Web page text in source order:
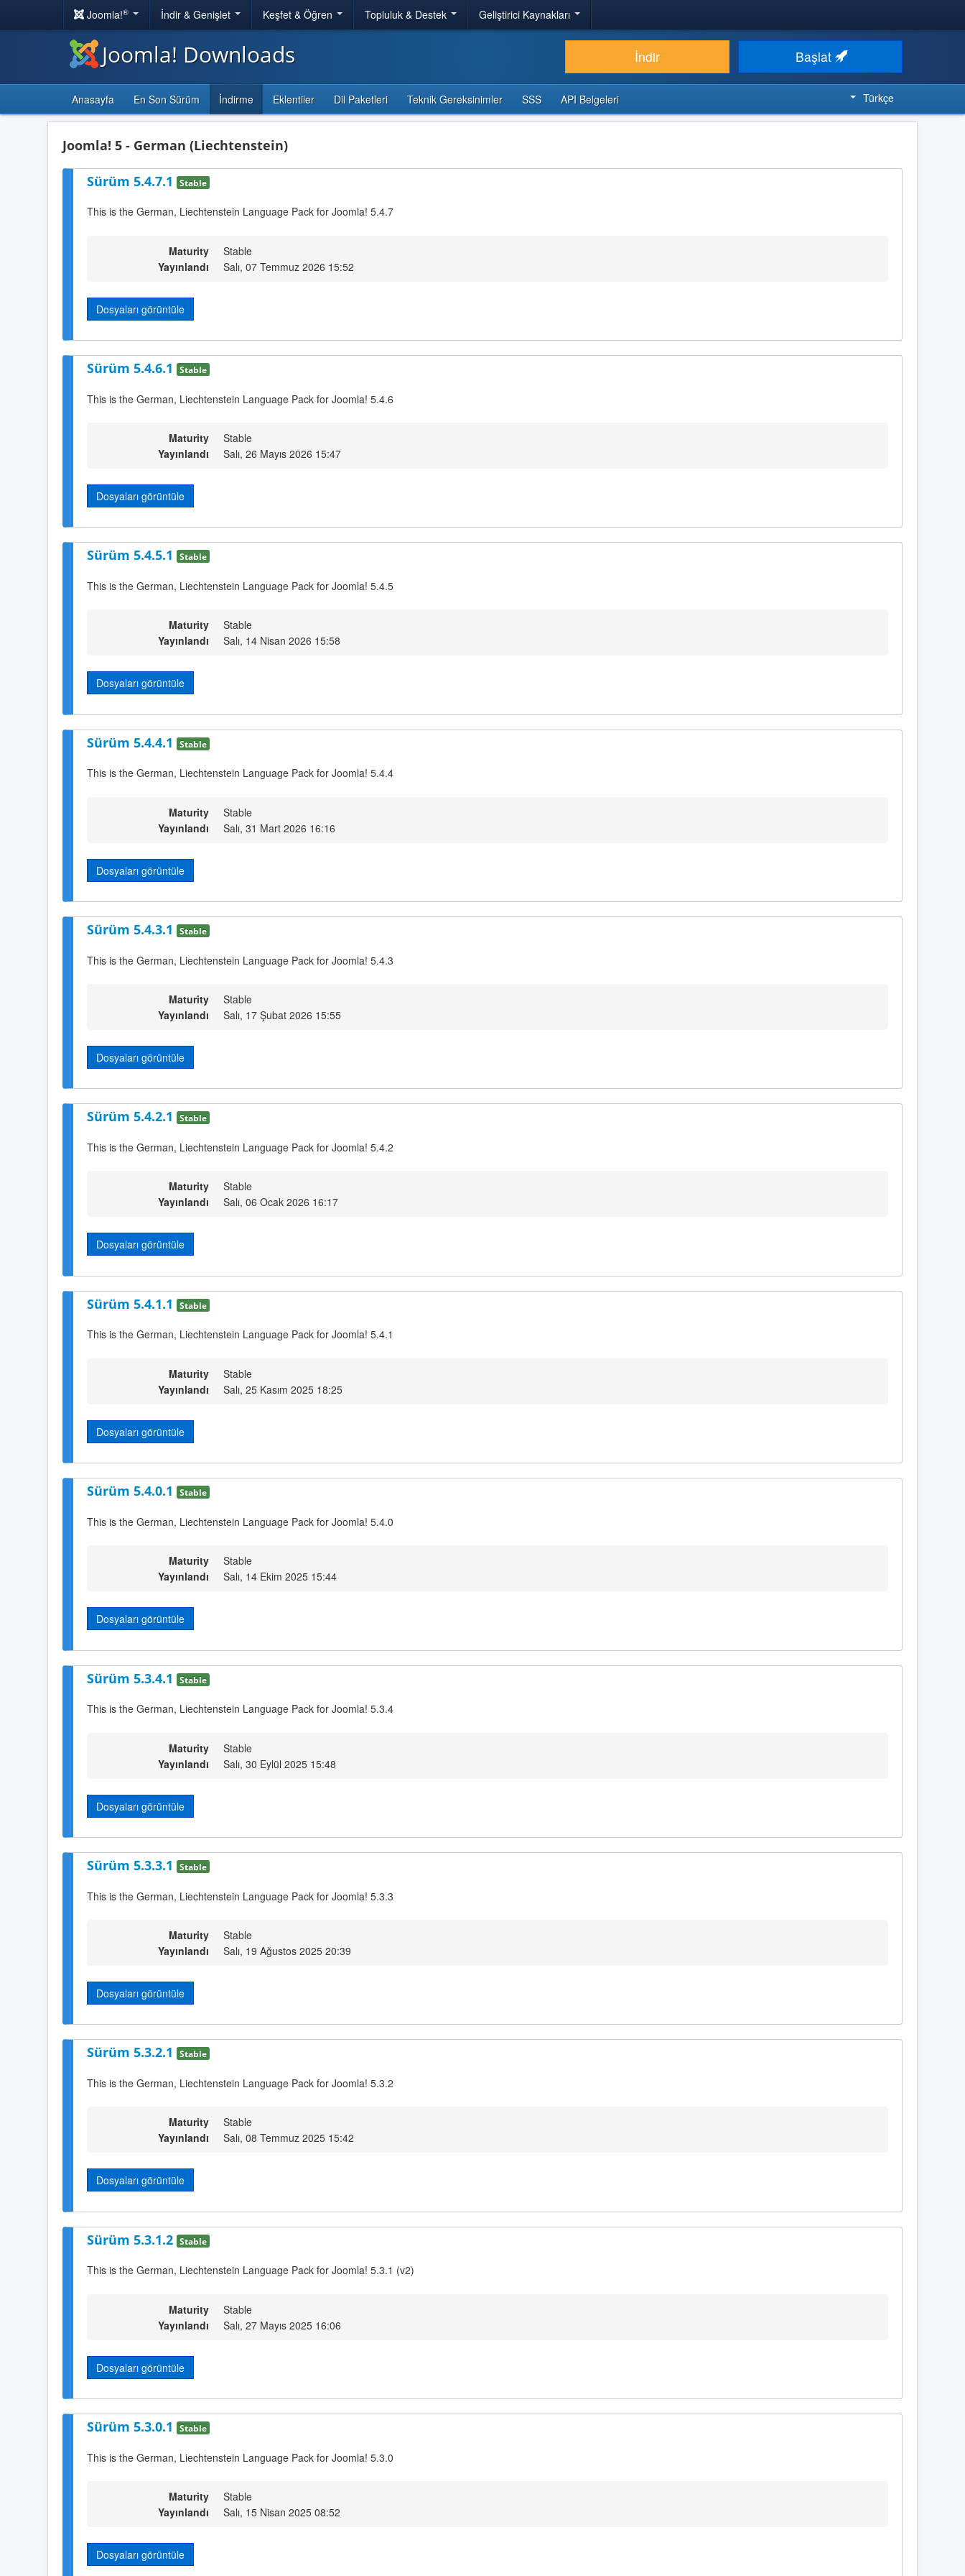
Joomla!® İndir & Genişlet Keşfet & Öğren Topluluk & Destek Geliştirici Kaynakları
Joomla! Downloads İndir Başlat
Anasayfa En Son Sürüm İndirme Eklentiler Dil Paketleri Teknik Gereksinimler SSS API Belgeleri Türkçe
Joomla! 5 - German (Liechtenstein)
Sürüm 5.4.7.1 Stable
This is the German, Liechtenstein Language Pack for Joomla! 5.4.7
Maturity
Stable
Yayınlandı
Salı, 07 Temmuz 2026 15:52
Dosyaları görüntüle
Sürüm 5.4.6.1 Stable
This is the German, Liechtenstein Language Pack for Joomla! 5.4.6
Maturity
Stable
Yayınlandı
Salı, 26 Mayıs 2026 15:47
Dosyaları görüntüle
Sürüm 5.4.5.1 Stable
This is the German, Liechtenstein Language Pack for Joomla! 5.4.5
Maturity
Stable
Yayınlandı
Salı, 14 Nisan 2026 15:58
Dosyaları görüntüle
Sürüm 5.4.4.1 Stable
This is the German, Liechtenstein Language Pack for Joomla! 5.4.4
Maturity
Stable
Yayınlandı
Salı, 31 Mart 2026 16:16
Dosyaları görüntüle
Sürüm 5.4.3.1 Stable
This is the German, Liechtenstein Language Pack for Joomla! 5.4.3
Maturity
Stable
Yayınlandı
Salı, 17 Şubat 2026 15:55
Dosyaları görüntüle
Sürüm 5.4.2.1 Stable
This is the German, Liechtenstein Language Pack for Joomla! 5.4.2
Maturity
Stable
Yayınlandı
Salı, 06 Ocak 2026 16:17
Dosyaları görüntüle
Sürüm 5.4.1.1 Stable
This is the German, Liechtenstein Language Pack for Joomla! 5.4.1
Maturity
Stable
Yayınlandı
Salı, 25 Kasım 2025 18:25
Dosyaları görüntüle
Sürüm 5.4.0.1 Stable
This is the German, Liechtenstein Language Pack for Joomla! 5.4.0
Maturity
Stable
Yayınlandı
Salı, 14 Ekim 2025 15:44
Dosyaları görüntüle
Sürüm 5.3.4.1 Stable
This is the German, Liechtenstein Language Pack for Joomla! 5.3.4
Maturity
Stable
Yayınlandı
Salı, 30 Eylül 2025 15:48
Dosyaları görüntüle
Sürüm 5.3.3.1 Stable
This is the German, Liechtenstein Language Pack for Joomla! 5.3.3
Maturity
Stable
Yayınlandı
Salı, 19 Ağustos 2025 20:39
Dosyaları görüntüle
Sürüm 5.3.2.1 Stable
This is the German, Liechtenstein Language Pack for Joomla! 5.3.2
Maturity
Stable
Yayınlandı
Salı, 08 Temmuz 2025 15:42
Dosyaları görüntüle
Sürüm 5.3.1.2 Stable
This is the German, Liechtenstein Language Pack for Joomla! 5.3.1 (v2)
Maturity
Stable
Yayınlandı
Salı, 27 Mayıs 2025 16:06
Dosyaları görüntüle
Sürüm 5.3.0.1 Stable
This is the German, Liechtenstein Language Pack for Joomla! 5.3.0
Maturity
Stable
Yayınlandı
Salı, 15 Nisan 2025 08:52
Dosyaları görüntüle